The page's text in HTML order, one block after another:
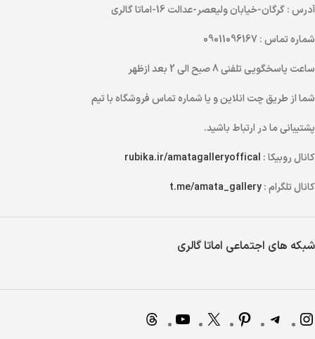
آدرس: گرگان-خیابان ولیعصر-عدالت 16-اماتا گالری
شماره تماس: 09011096167
ساعت پاسخگویی تلفنی
شما از طریقچت انلاینو یاشماره تماسفروشگاه با تیم
پشتیبانی ما در ارتباط باشید.
کانال روبیکا : rubika.ir/amatagalleryoffical
کانال تلگرام :t.me/amata_gallery
شبکه های اجتماعی اماتا گالری